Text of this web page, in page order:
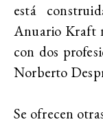
está
Anuario Kraft
con dos
Norberto
Se ofrecen